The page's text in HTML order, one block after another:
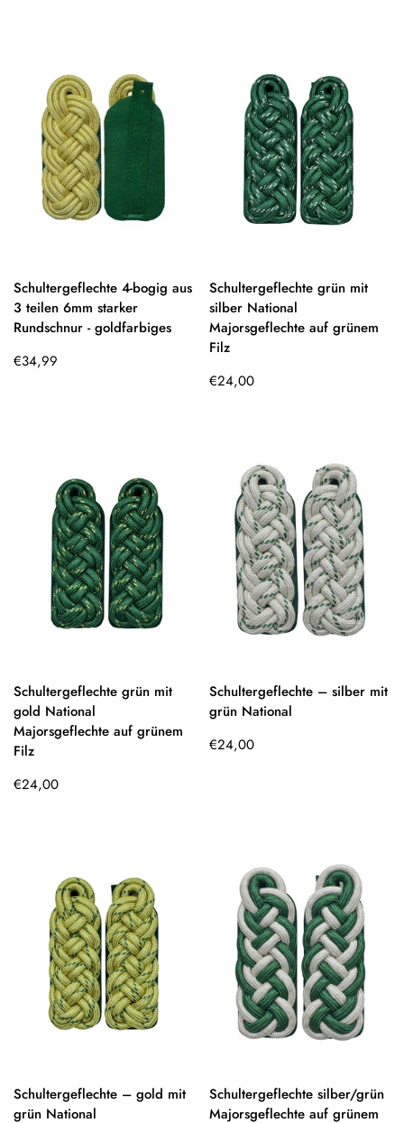
Schultergeflechte 4-bogig aus
3 teilen 6mm starker
Rundschnur - goldfarbiges
Regulärer
€34,99
Schultergeflechte grün mit
silber National
Majorsgeflechte auf grünem
Filz
Regulärer
€24,00
Schultergeflechte grün mit
gold National
Majorsgeflechte auf grünem
Filz
Regulärer
€24,00
Schultergeflechte – silber mit
grün National
Regulärer
€24,00
Schultergeflechte – gold mit
grün National
Schultergeflechte silber/grün
Majorsgeflechte auf grünem